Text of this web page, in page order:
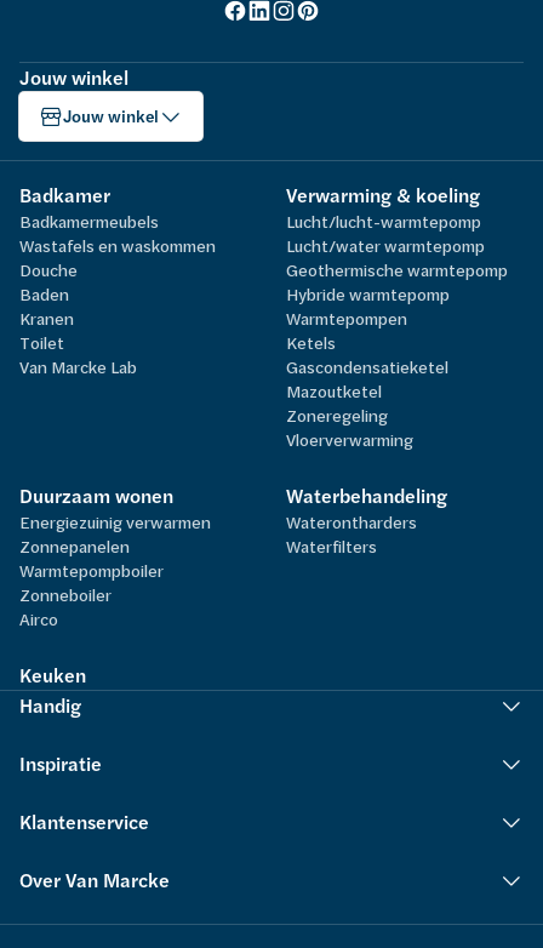
Jouw winkel
Jouw winkel
Badkamer
Badkamermeubels
Wastafels en waskommen
Douche
Baden
Kranen
Toilet
Van Marcke Lab
Verwarming & koeling
Lucht/lucht-warmtepomp
Lucht/water warmtepomp
Geothermische warmtepomp
Hybride warmtepomp
Warmtepompen
Ketels
Gascondensatieketel
Mazoutketel
Zoneregeling
Vloerverwarming
Duurzaam wonen
Energiezuinig verwarmen
Zonnepanelen
Warmtepompboiler
Zonneboiler
Airco
Waterbehandeling
Waterontharders
Waterfilters
Keuken
Handig
Inspiratie
Klantenservice
Over Van Marcke